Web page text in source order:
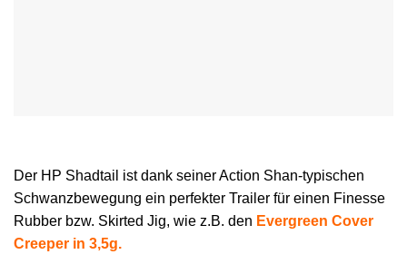
Der HP Shadtail ist dank seiner Action Shan-typischen
Schwanzbewegung ein perfekter Trailer für einen Finesse
Rubber bzw. Skirted Jig, wie z.B. den Evergreen Cover
Creeper in 3,5g.